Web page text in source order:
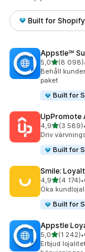
Built for Shopify
Appstle℠
5,0av 5(8 098)
8098
Behåll
paket
Built for
UpPromote
4,9av 5(3 589)
3589 •
Driv
Built for
Smile:
4,9av 5(4 174)
4174 •
Öka
Built for
Appstle
5,0av 5(1 242)
1242 •
Erbjud